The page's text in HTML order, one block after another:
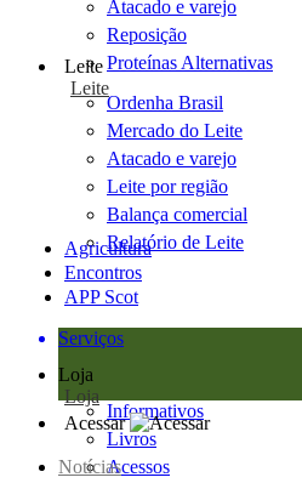
Atacado e varejo
Reposição
Proteínas Alternativas
Leite
Leite
Ordenha Brasil
Mercado do Leite
Atacado e varejo
Leite por região
Balança comercial
Relatório de Leite
Agricultura
Encontros
APP Scot
Serviços
Loja
Loja
Informativos
Livros
Acessos
Acessar
Notícias